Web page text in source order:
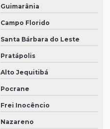
Guimarânia
Campo Florido
Santa Bárbara do Leste
Pratápolis
Alto Jequitibá
Pocrane
Frei Inocêncio
Nazareno